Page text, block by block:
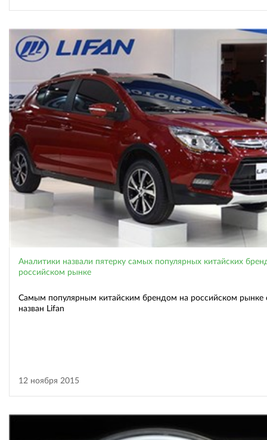
Аналитики назвали пятерку самых популярных китайских
российском рынке
Самым популярным китайским брендом на российском рынке
назван Lifan
12 ноября 2015